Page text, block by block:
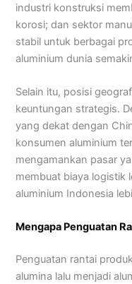
industri konstruksi
korosi; dan sektor
stabil untuk berbagai
aluminium dunia
Selain itu, posisi
keuntungan strategis.
yang dekat dengan
konsumen aluminium
mengamankan pasar
membuat biaya logistik
aluminium Indonesia
Mengapa Penguatan
Penguatan rantai
alumina lalu menjadi